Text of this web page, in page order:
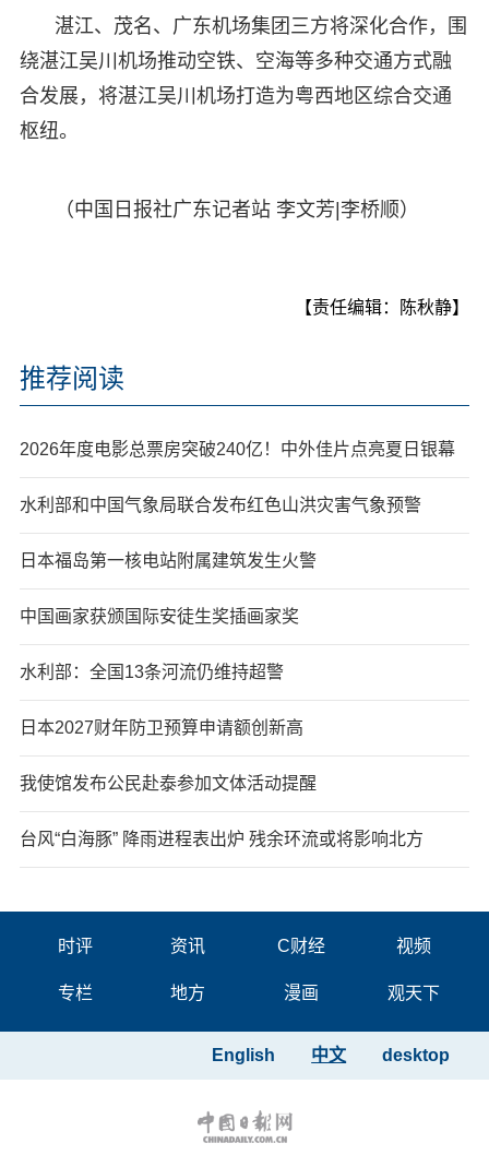
湛江、茂名、广东机场集团三方将深化合作，围
绕湛江吴川机场推动空铁、空海等多种交通方式融
合发展，将湛江吴川机场打造为粤西地区综合交通
枢纽。
（中国日报社广东记者站 李文芳|李桥顺）
【责任编辑：陈秋静】
推荐阅读
2026年度电影总票房突破240亿！中外佳片点亮夏日银幕
水利部和中国气象局联合发布红色山洪灾害气象预警
日本福岛第一核电站附属建筑发生火警
中国画家获颁国际安徒生奖插画家奖
水利部：全国13条河流仍维持超警
日本2027财年防卫预算申请额创新高
我使馆发布公民赴泰参加文体活动提醒
台风“白海豚” 降雨进程表出炉 残余环流或将影响北方
时评 资讯 C财经 视频
专栏 地方 漫画 观天下
desktop
中文
English